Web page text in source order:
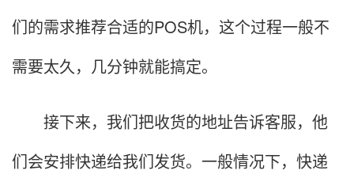
们的需求推荐合适的POS机，这个过程一般不
需要太久，几分钟就能搞定。
接下来，我们把收货的地址告诉客服，他
们会安排快递给我们发货。一般情况下，快递